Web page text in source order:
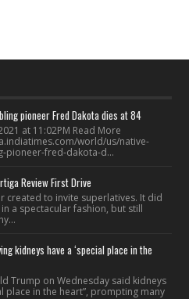
pioneer Fred Dakota dies at 84
at 11:02PM Read More
world/us/native-
pioneer-fred-dakota-d...
Review First Drive
created to invite superlatives. It did
a spectacular fashion, but still
kidneys have a ‘special place in the
Trump on Wednesday said kidneys
place in the heart”, prompting many